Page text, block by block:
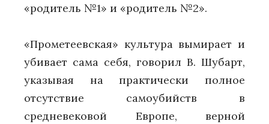
«родитель №1» и «родитель №2».
«Прометеевская» культура вымирает и
убивает сама себя, говорил В. Шубарт,
указывая на практически полное
отсутствие самоубийств в
средневековой Европе, верной